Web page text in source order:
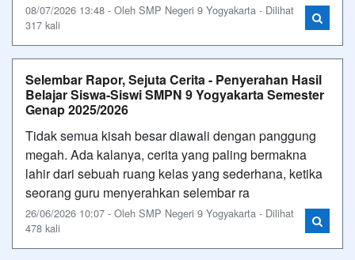
08/07/2026 13:48 - Oleh SMP Negeri 9 Yogyakarta - Dilihat
317 kali
Selembar Rapor, Sejuta Cerita - Penyerahan Hasil
Belajar Siswa-Siswi SMPN 9 Yogyakarta Semester
Genap 2025/2026
Tidak semua kisah besar diawali dengan panggung
megah. Ada kalanya, cerita yang paling bermakna
lahir dari sebuah ruang kelas yang sederhana, ketika
seorang guru menyerahkan selembar ra
26/06/2026 10:07 - Oleh SMP Negeri 9 Yogyakarta - Dilihat
478 kali